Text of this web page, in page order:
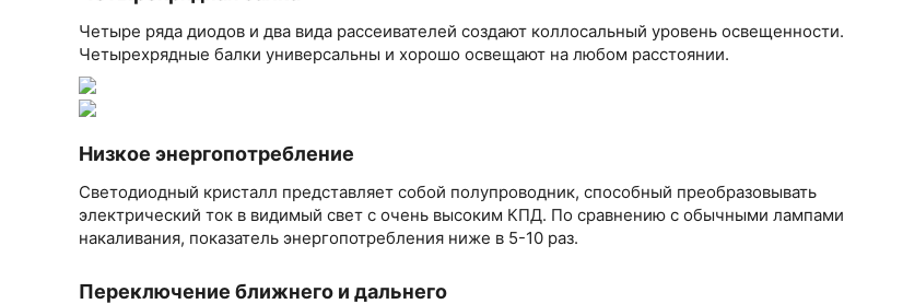
Четыре ряда диодов и два вида рассеивателей создают коллосальный уровень освещенности.
Четырехрядные балки универсальны и хорошо освещают на любом расстоянии.
Низкое энергопотребление
Светодиодный кристалл представляет собой полупроводник, способный преобразовывать
электрический ток в видимый свет с очень высоким КПД. По сравнению с обычными лампами
накаливания, показатель энергопотребления ниже в 5-10 раз.
Переключение ближнего и дальнего